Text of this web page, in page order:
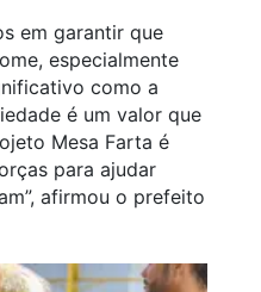
em garantir que
especialmente
como a
é um valor que
Mesa Farta é
para ajudar
afirmou o prefeito